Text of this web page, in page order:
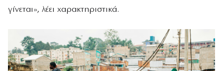
γίνεται», λέει χαρακτηριστικά.